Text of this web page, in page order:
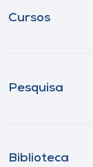
Cursos
Pesquisa
Biblioteca